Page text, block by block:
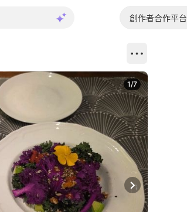
創作者合作平台
Next slide
1/7